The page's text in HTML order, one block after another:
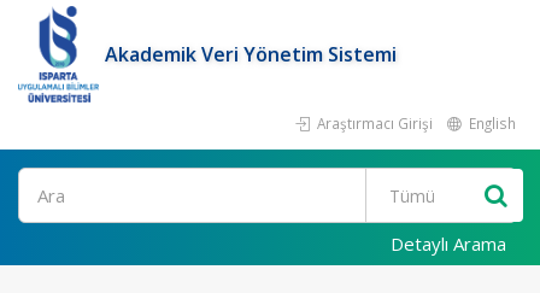
Akademik Veri Yönetim Sistemi
Araştırmacı Girişi English
Ara
Detaylı Arama